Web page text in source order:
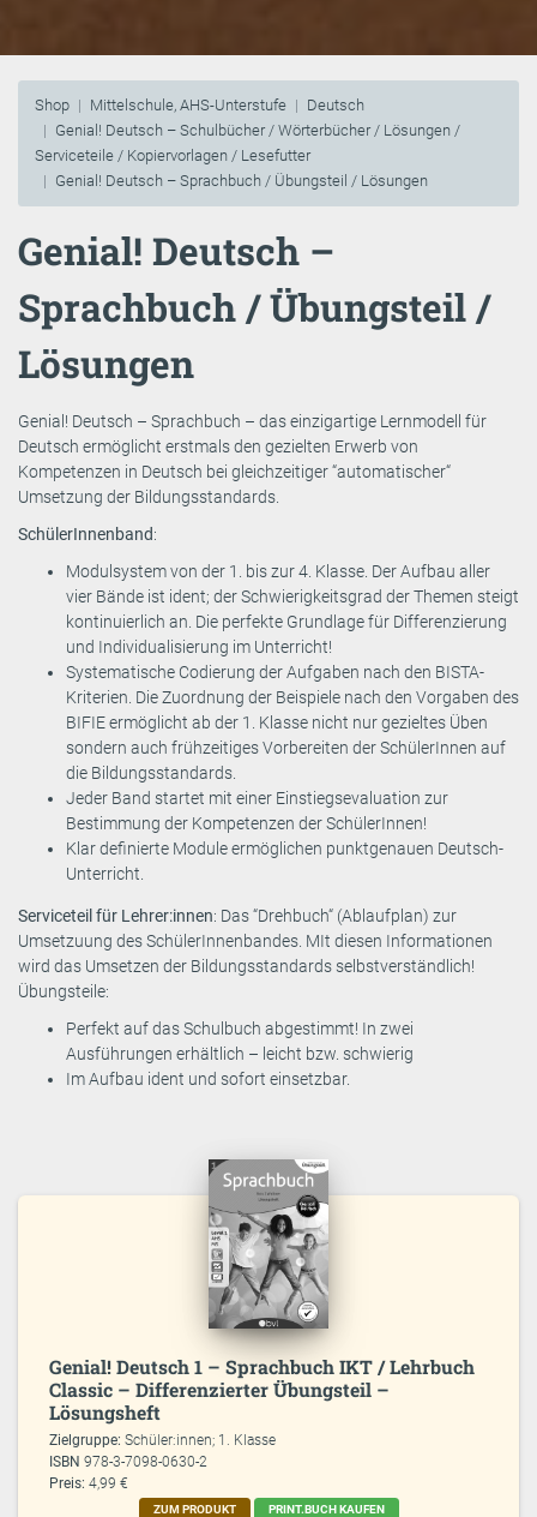
Shop Mittelschule, AHS-Unterstufe
Deutsch
Genial! Deutsch – Schulbücher / Wörterbücher / Lösungen /
Serviceteile / Kopiervorlagen / Lesefutter
Genial! Deutsch – Sprachbuch / Übungsteil / Lösungen
Genial! Deutsch –
Sprachbuch / Übungsteil /
Lösungen
Genial! Deutsch – Sprachbuch – das einzigartige Lernmodell für
Deutsch ermöglicht erstmals den gezielten Erwerb von
Kompetenzen in Deutsch bei gleichzeitiger “automatischer“
Umsetzung der Bildungsstandards.
SchülerInnenband:
Modulsystem von der 1. bis zur 4. Klasse. Der Aufbau aller
vier Bände ist ident; der Schwierigkeitsgrad der Themen steigt
kontinuierlich an. Die perfekte Grundlage für Differenzierung
und Individualisierung im Unterricht!
Systematische Codierung der Aufgaben nach den BISTA-
Kriterien. Die Zuordnung der Beispiele nach den Vorgaben des
BIFIE ermöglicht ab der 1. Klasse nicht nur gezieltes Üben
sondern auch frühzeitiges Vorbereiten der SchülerInnen auf
die Bildungsstandards.
Jeder Band startet mit einer Einstiegsevaluation zur
Bestimmung der Kompetenzen der SchülerInnen!
Klar definierte Module ermöglichen punktgenauen Deutsch-
Unterricht.
Serviceteil für Lehrer:innen: Das “Drehbuch“ (Ablaufplan) zur
Umsetzuung des SchülerInnenbandes. MIt diesen Informationen
wird das Umsetzen der Bildungsstandards selbstverständlich!
Übungsteile:
Perfekt auf das Schulbuch abgestimmt! In zwei
Ausführungen erhältlich – leicht bzw. schwierig
Im Aufbau ident und sofort einsetzbar.
Genial! Deutsch 1 – Sprachbuch IKT / Lehrbuch
Classic – Differenzierter Übungsteil –
Lösungsheft
Zielgruppe:Schüler:innen; 1. Klasse
ISBN978-3-7098-0630-2
Preis: 4,99 €
ZUM PRODUKT PRINT.BUCH KAUFEN